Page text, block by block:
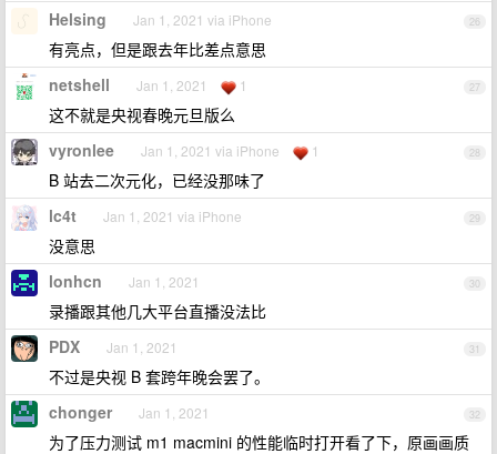
26
Helsing Jan 1, 2021 via iPhone
有亮点，但是跟去年比差点意思
27
netshell Jan 1, 2021 1
这不就是央视春晚元旦版么
28
vyronlee Jan 1, 2021 via iPhone 1
B 站去二次元化，已经没那味了
29
lc4t Jan 1, 2021 via iPhone
没意思
30
lonhcn Jan 1, 2021
录播跟其他几大平台直播没法比
31
PDX Jan 1, 2021
不过是央视 B 套跨年晚会罢了。
32
chonger Jan 1, 2021
为了压力测试 m1 macmini 的性能临时打开看了下，原画画质